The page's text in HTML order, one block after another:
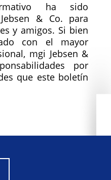
ha sido
& Co. para
y amigos. Si bien
con el mayor
mgi Jebsen &
por
que este boletín